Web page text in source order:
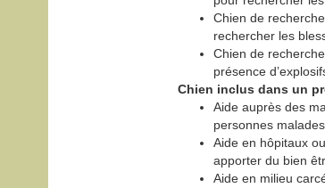
Chien de
rechercher les
Chien de
présence
Chien inclus dans un
Aide auprès des
personnes
Aide en hôpitaux
apporter du bien
Aide en milieu